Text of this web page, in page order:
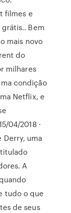
filmes e
Bem
mais novo
do
milhares
condição
Netflix, e
04/2018 ·
uma
A
tudo o que
de seus